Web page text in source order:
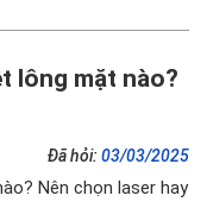
lông mặt nào?
Đã hỏi: 03/03/2025
Nên chọn laser hay